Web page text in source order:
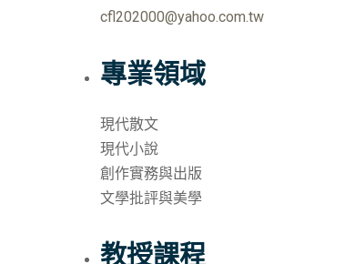
cfl202000@yahoo.com.tw
專業領域
現代散文
現代小說
創作實務與出版
文學批評與美學
教授課程